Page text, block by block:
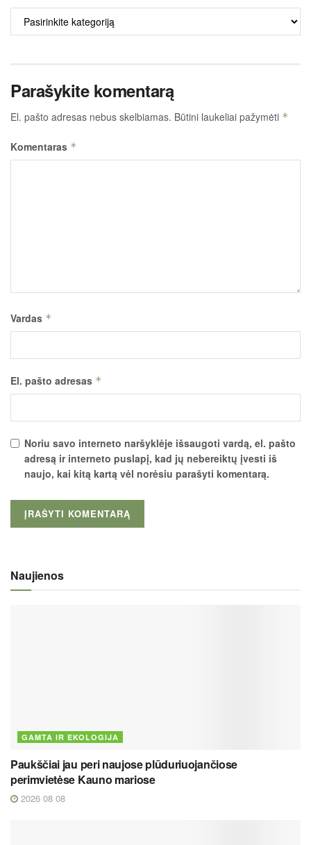
ALKO
TURINYS
Parašykite komentarą
El. pašto adresas nebus skelbiamas. Būtini laukeliai pažymėti *
Komentaras *
Vardas *
El. pašto adresas *
Noriu savo interneto naršyklėje išsaugoti vardą, el. pašto
adresą ir interneto puslapį, kad jų nebereiktų įvesti iš
naujo, kai kitą kartą vėl norėsiu parašyti komentarą.
Naujienos
GAMTA IR EKOLOGIJA
Paukščiai jau peri naujose plūduriuojančiose
perimvietėse Kauno mariose
2026 08 08